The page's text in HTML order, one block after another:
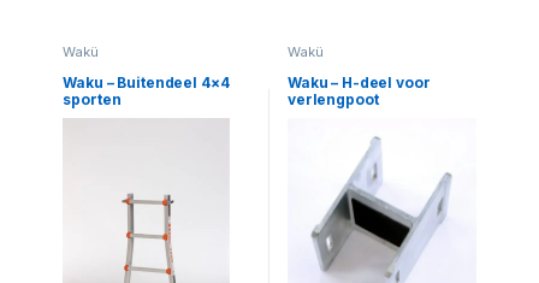
Wakü
Waku – Buitendeel 4×4
sporten
Wakü
Waku – H-deel voor
verlengpoot